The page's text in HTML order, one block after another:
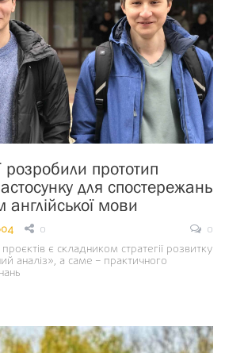
прототип
для спостережань
мови
0
0
є складником стратегії розвитку
аналіз», а саме – практичного